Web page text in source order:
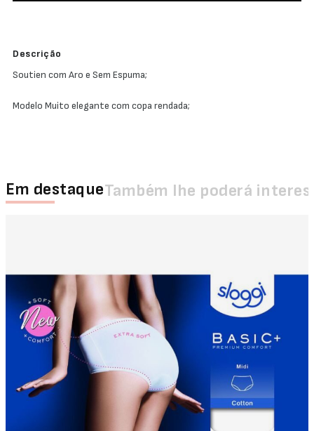
Descrição
Soutien com Aro e Sem Espuma;
Modelo Muito elegante com copa rendada;
Em destaqueTambém lhe poderá